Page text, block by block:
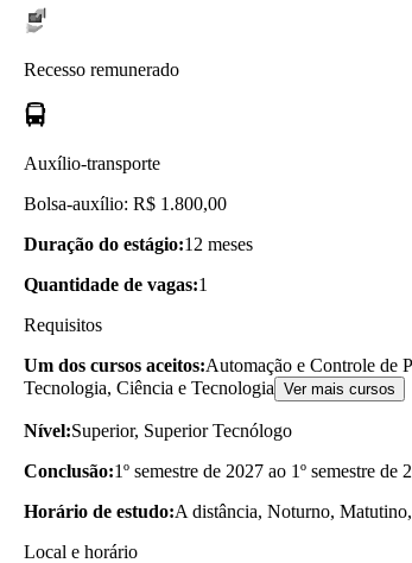
Recesso remunerado
Auxílio-transporte
Bolsa-auxílio: R$ 1.800,00
Duração do estágio:12 meses
Quantidade de vagas:1
Requisitos
Um dos cursos aceitos:Automação e Controle de
Tecnologia, Ciência e Tecnologia Ver mais cursos
Nível:Superior, Superior Tecnólogo
Conclusão:1º semestre de 2027 ao 1º semestre de
Horário de estudo:A distância, Noturno,
Local e horário